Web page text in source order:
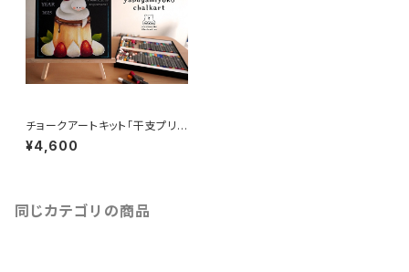
チョークアートキット「干支プリ
ン」
¥4,600
同じカテゴリの商品